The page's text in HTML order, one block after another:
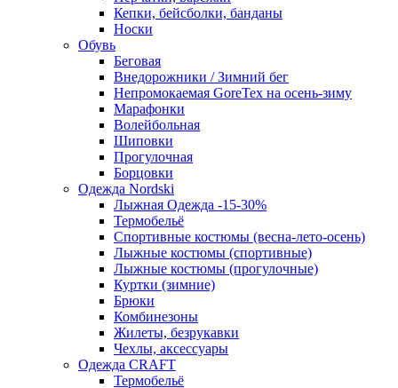
Кепки, бейсболки, банданы
Носки
Обувь
Беговая
Внедорожники / Зимний бег
Непромокаемая GoreTex на осень-зиму
Марафонки
Волейбольная
Шиповки
Прогулочная
Борцовки
Одежда Nordski
Лыжная Одежда -15-30%
Термобельё
Спортивные костюмы (весна-лето-осень)
Лыжные костюмы (спортивные)
Лыжные костюмы (прогулочные)
Куртки (зимние)
Брюки
Комбинезоны
Жилеты, безрукавки
Чехлы, аксессуары
Одежда CRAFT
Термобельё